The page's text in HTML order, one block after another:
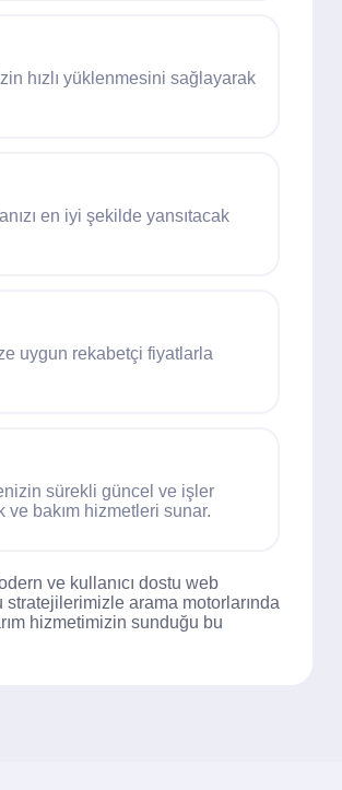
hızlı yüklenmesini sağlayarak
en iyi şekilde yansıtacak
uygun rekabetçi fiyatlarla
sürekli güncel ve işler
ve bakım hizmetleri sunar.
ve kullanıcı dostu web
stratejilerimizle arama motorlarında
hizmetimizin sunduğu bu